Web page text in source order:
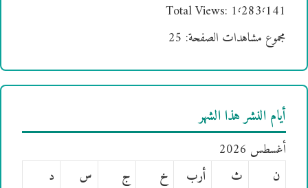
Total Views: 1٬283٬141
مجموع مشاهدات الصفحة: 25
أيام النشر هذا الشهر
أغسطس 2026
ن
ث أرب خ ج س
د